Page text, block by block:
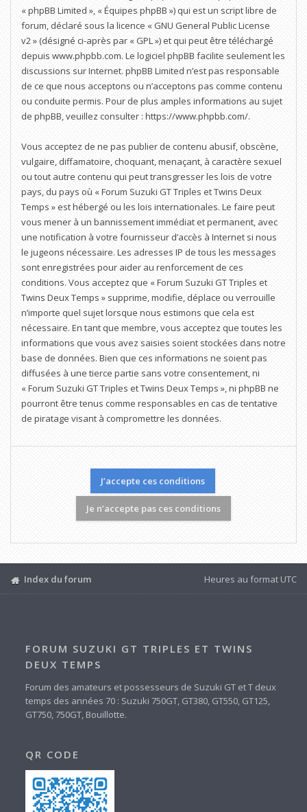
« phpBB Limited », « Équipes phpBB ») qui est un script libre de
forum, déclaré sous la licence «GNU General Public License
v2» (désigné ci-après par « GPL ») et qui peut être téléchargé
depuis www.phpbb.com. Le logiciel phpBB facilite seulement les
discussions sur Internet. phpBB Limited n’est pas responsable
de ce que nous acceptons ou n’acceptons pas comme contenu
ou conduite permis. Pour de plus amples informations au sujet
de phpBB, veuillez consulter : https://www.phpbb.com/.
Vous acceptez de ne pas publier de contenu abusif, obscène,
vulgaire, diffamatoire, choquant, menaçant, à caractère sexuel
ou tout autre contenu qui peut transgresser les lois de votre
pays, du pays où « Forum Suzuki GT Triples et Twins Deux
Temps » est hébergé ou les lois internationales. Le faire peut
vous mener à un bannissement immédiat et permanent, avec
une notification à votre fournisseur d’accès à Internet si nous
le jugeons nécessaire. Les adresses IP de tous les messages
sont enregistrées pour aider au renforcement de ces
conditions. Vous acceptez que « Forum Suzuki GT Triples et
Twins Deux Temps » supprime, modifie, déplace ou verrouille
n’importe quel sujet lorsque nous estimons que cela est
nécessaire. En tant que membre, vous acceptez que toutes les
informations que vous avez saisies soient stockées dans notre
base de données. Bien que ces informations ne soient pas
diffusées à une tierce partie sans votre consentement, ni
« Forum Suzuki GT Triples et Twins Deux Temps », ni phpBB ne
pourront être tenus comme responsables en cas de tentative
de piratage visant à compromettre les données.
Index du forum Heures au format UTC
FORUM SUZUKI GT TRIPLES ET TWINS
DEUX TEMPS
Forum des amateurs et possesseurs de Suzuki GT et T deux
temps des années 70 : Suzuki 750GT, GT380, GT550, GT125,
GT750, 750GT, Bouillotte.
QR CODE